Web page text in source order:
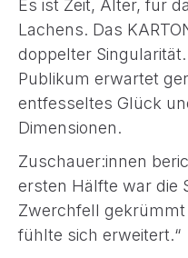
Es ist Zeit, Alter, für
Lachens. Das
doppelter
Publikum erwartet
entfesseltes Glück
Dimensionen.
Zuschauer:innen
ersten Hälfte war die
Zwerchfell gekrümmt
fühlte sich erweitert.“